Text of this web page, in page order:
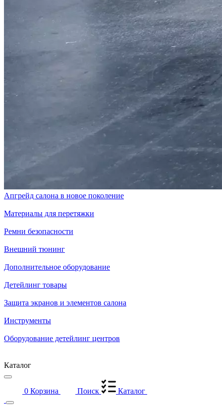
Апгрейд салона в новое поколение
Материалы для перетяжки
Ремни безопасности
Внешний тюнинг
Дополнительное оборудование
Детейлинг товары
Защита экранов и элементов салона
Инструменты
Оборудование детейлинг центров
Каталог
0 Корзина Поиск Каталог